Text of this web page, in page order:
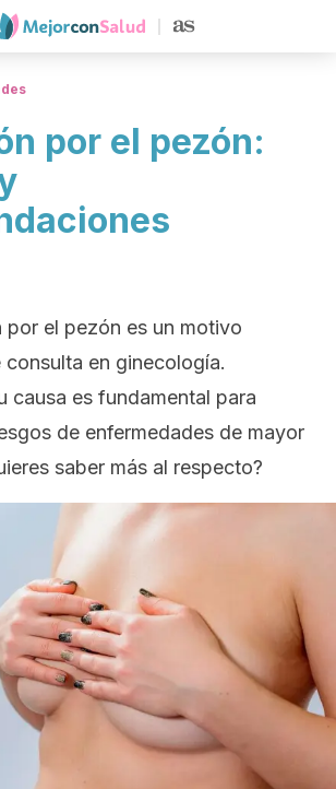
por el pezón:
por el pezón es un motivo
en ginecología.
causa es fundamental para
de enfermedades de mayor
saber más al respecto?